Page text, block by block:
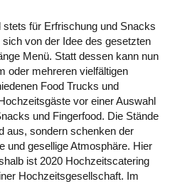
für Erfrischung und Snacks
von der Idee des gesetzten
Menü. Statt dessen kann nun
oder mehreren vielfältigen
Food Trucks und
vor einer Auswahl
und Fingerfood. Die Stände
aus, sondern schenken der
und gesellige Atmosphäre. Hier
ist 2020 Hochzeitscatering
Hochzeitsgesellschaft. Im